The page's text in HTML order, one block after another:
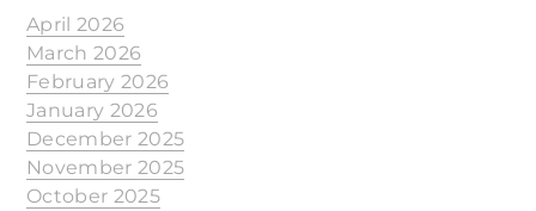
April 2026
March 2026
February 2026
January 2026
December 2025
November 2025
October 2025